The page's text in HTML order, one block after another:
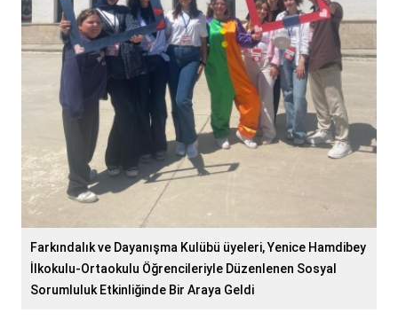
Farkındalık ve Dayanışma Kulübü üyeleri, Yenice Hamdibey
İlkokulu-Ortaokulu Öğrencileriyle Düzenlenen Sosyal
Sorumluluk Etkinliğinde Bir Araya Geldi